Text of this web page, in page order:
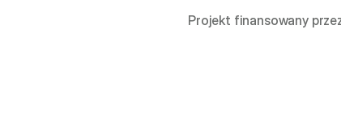
Projekt finansowany